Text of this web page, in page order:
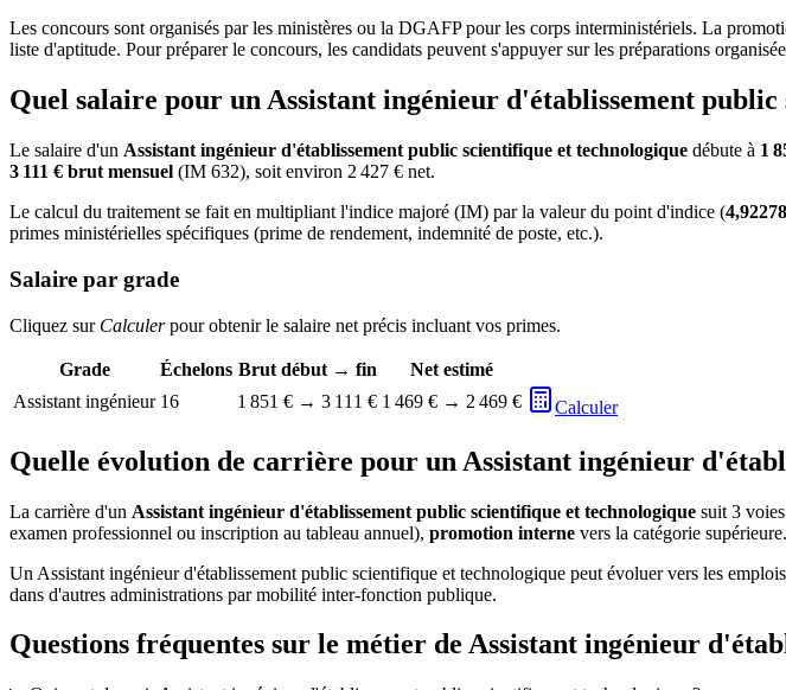
Les concours sont organisés par les ministères ou la DGAFP pour les corps interministériels. La
liste d'aptitude. Pour préparer le concours, les candidats peuvent s'appuyer sur les préparations
Quel salaire pour un Assistant ingénieur d'établissement
Le salaire d'un Assistant ingénieur d'établissement public scientifique et technologique débute à 1
3 111 € brut mensuel (IM 632), soit environ 2 427 € net.
Le calcul du traitement se fait en multipliant l'indice majoré (IM) par la valeur du point d'indice (
primes ministérielles spécifiques (prime de rendement, indemnité de poste, etc.).
Salaire par grade
Cliquez sur Calculerpour obtenir le salaire net précis incluant vos primes.
Grade Échelons Brut début → fin
Net estimé
Assistant ingénieur 16 1 851 € → 3 111 € 1 469 € → 2 469 € Calculer
Quelle évolution de carrière pour un Assistant ingénieur
La carrière d'un Assistant ingénieur d'établissement public scientifique et technologique suit 3
examen professionnel ou inscription au tableau annuel), promotion interne vers la catégorie supérieure.
Un Assistant ingénieur d'établissement public scientifique et technologique peut évoluer vers les
dans d'autres administrations par mobilité inter-fonction publique.
Questions fréquentes sur le métier de Assistant ingénieur